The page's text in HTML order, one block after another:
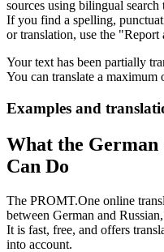
sources using bilingual search
If you find a spelling,
or translation, use the
Your text has been partially
You can translate a maximum
Examples and
What the
Can Do
The PROMT.One online
between German and
It is fast, free, and offers
into account.